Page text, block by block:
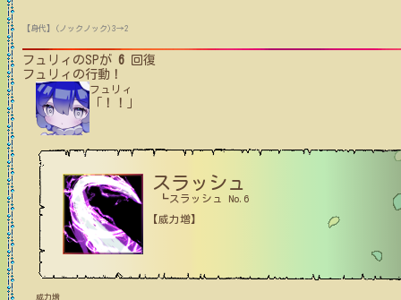
【身代】(ノックノック)3→2
フュリィ のSPが 6 回復
フュリィ の行動！
フュリィ
「！！」
スラッシュ
┗スラッシュ No.6
【威力増】
威力増